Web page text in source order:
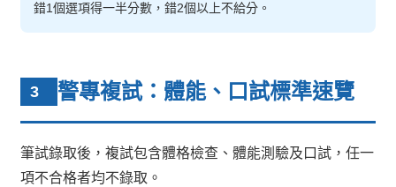
錯1個選項得一半分數，錯2個以上不給分。
3 警專複試：體能、口試標準速覽
筆試錄取後，複試包含體格檢查、體能測驗及口試，任一
項不合格者均不錄取。